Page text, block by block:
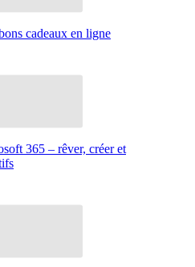
cadeaux en ligne
365 – rêver, créer et